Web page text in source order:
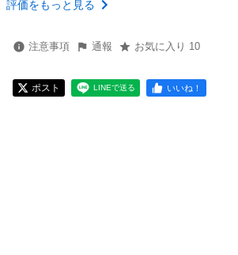
評価をもっと見る
注意事項 通報 お気に入り 10
ポスト LINEで送る いいね！